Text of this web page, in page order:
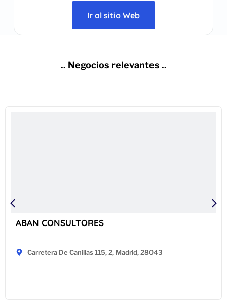
Ir al sitio Web
.. Negocios relevantes ..
ABAN CONSULTORES
Carretera De Canillas 115, 2, Madrid, 28043